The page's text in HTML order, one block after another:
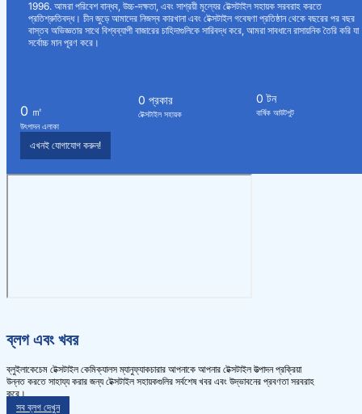
1996. আমরা পরিবেশ বান্ধব, উচ্চ-দক্ষতা, এবং সাশ্রয়ী মূল্যের টেক্সটাইল সহায়ক সরবরাহ করতে
প্রতিশ্রুতিবদ্ধ। চীন জুড়ে আমাদের নিজস্ব কারখানা এবং টেক্সটাইল গবেষণা প্রতিষ্ঠান থেকে বছরের পর বছর
বাস্তব অভিজ্ঞতার সাথে বিশ্বব্যাপী বাজারের চাহিদাগুলিকে সারিবদ্ধ করে, আমরা সাবধানে রাসায়নিক তৈরি করি যা
সর্বোচ্চ মান পূরণ করে।
0 ㎡
উৎপাদন এলাকা
0 প্রকার
টেক্সটাইল সহায়ক
0 টন
বার্ষিক আউটপুট
এখনই যোগাযোগ করুন!
ব্লগ এবং খবর
ব্লুইলাকেচেম টেক্সটাইল কেমিক্যালস ম্যানুফ্যাকচারার আপনাকে আপনার টেক্সটাইল উত্পাদন প্রক্রিয়া
উন্নত করতে সাহায্য করার জন্য টেক্সটাইল সহায়কগুলির সর্বশেষ খবর এবং উদ্ভাবনের প্রবণতা সরবরাহ
করে।
সব ব্লগ দেখুন